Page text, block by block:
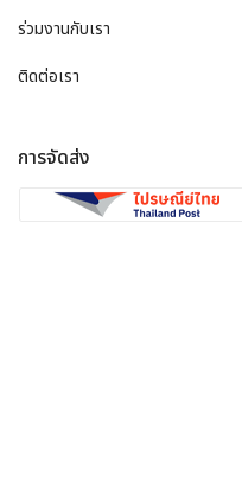
ร่วมงานกับเรา
ติดต่อเรา
การจัดส่ง